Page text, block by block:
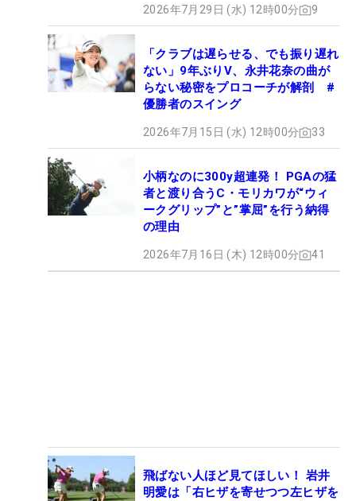
2026年7月29日 (水) 12時00分 9
「クラブは遅らせる、でも振り遅れ
ない」9年ぶりV、永井花奈の曲が
らない秘密をプロコーチが解剖 #
優勝者のスイング
2026年7月15日 (水) 12時00分 33
小柄なのに300y超連発！ PGAの猛
者と渡り合うC・モリカワが“ウィ
ークグリップ”と”掌屈”を行う納得
の理由
2026年7月16日 (木) 12時00分 41
飛ばない人ほど見てほしい！ 岩井
明愛は「右ヒザを寄せつつ左ヒザを